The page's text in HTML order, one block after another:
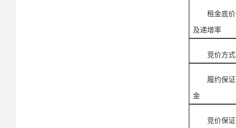
租金底价
及递增率
竞价方式
履约保证
金
竞价保证